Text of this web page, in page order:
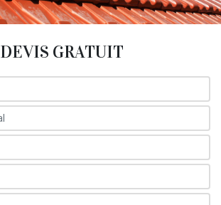
DEVIS GRATUIT